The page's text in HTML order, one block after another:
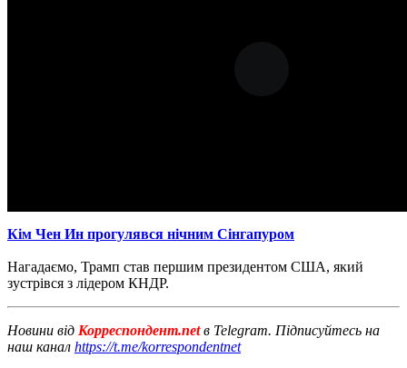
Кім Чен Ин прогулявся нічним Сінгапуром
Нагадаємо, Трамп став першим президентом США, який
зустрівся з лідером КНДР.
Новини від Корреспондент.netв Telegram. Підписуйтесь на
наш канал https://t.me/korrespondentnet